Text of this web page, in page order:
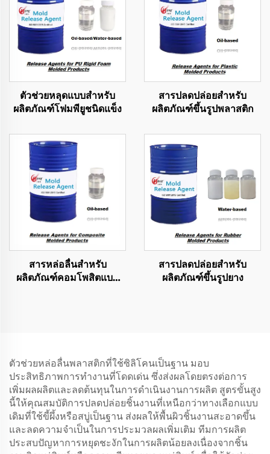
ตัวช่วยหลุดแบบสำหรับ
ผลิตภัณฑ์โฟมพียูชนิดแข็ง
สารปลดปล่อยสำหรับ
ผลิตภัณฑ์ขึ้นรูปพลาสติก
สารหล่อลื่นสำหรับ
ผลิตภัณฑ์คอมโพสิตแบบ
สารปลดปล่อยสำหรับ
ผลิตภัณฑ์ขึ้นรูปยาง
ตัวช่วยหล่อลื่นพลาสติกที่ใช้ซิลิโคนเป็นฐาน มอบ
ประสิทธิภาพการทำงานที่โดดเด่น ซึ่งส่งผลโดยตรงต่อการ
เพิ่มผลผลิตและลดต้นทุนในการดำเนินงานการผลิต สูตรขั้นสูง
นี้ให้คุณสมบัติการปลดปล่อยชิ้นงานที่เหนือกว่าทางเลือกแบบ
เดิมที่ใช้ขี้ผึ้งหรือสบู่เป็นฐาน ส่งผลให้พื้นผิวชิ้นงานสะอาดขึ้น
และลดความจำเป็นในการประมวลผลเพิ่มเติม ทีมการผลิต
ประสบปัญหาการหยุดชะงักในการผลิตน้อยลงเนื่องจากชิ้น